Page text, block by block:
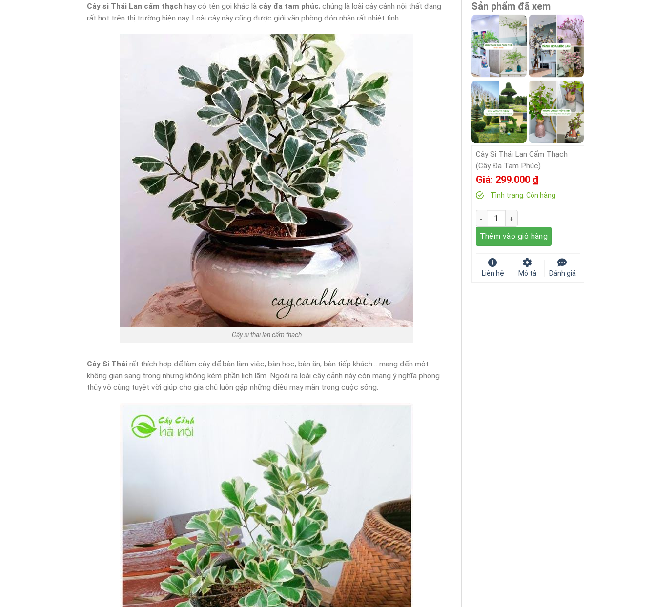
Cây si Thái Lan cẩm thạch hay có tên gọi khác là cây đa tam phúc; chúng là loài cây cảnh nội thất đang
rất hot trên thị trường hiện nay. Loài cây này cũng được giới văn phòng đón nhận rất nhiệt tình.
Cây si thai lan cẩm thạch
Cây Si Thái rất thích hợp để làm cây để bàn làm việc, bàn học, bàn ăn, bàn tiếp khách… mang đến một
không gian sang trong nhưng không kém phần lịch lãm. Ngoài ra loài cây cảnh này còn mang ý nghĩa phong
thủy vô cùng tuyệt vời giúp cho gia chủ luôn gặp những điều may mắn trong cuộc sống.
Sản phẩm đã xem
Cây Si Thái Lan Cẩm Thạch
(Cây Đa Tam Phúc)
Giá: 299.000 ₫
Tình trạng: Còn hàng
Số lượng
Thêm vào giỏ hàng
Liên hệ Mô tả Đánh giá